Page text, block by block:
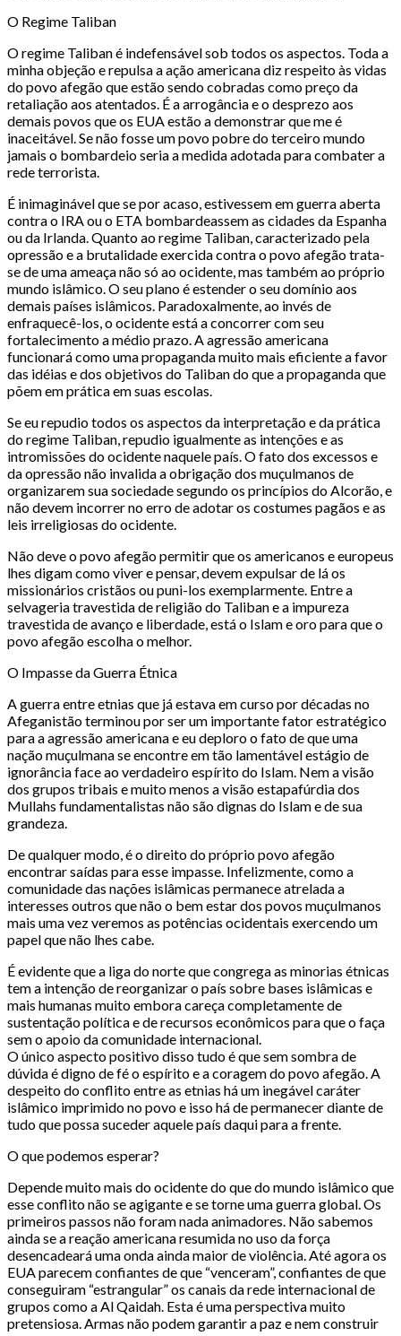
O Regime Taliban
O regime Taliban é indefensável sob todos os aspectos. Toda a
minha objeção e repulsa a ação americana diz respeito às vidas
do povo afegão que estão sendo cobradas como preço da
retaliação aos atentados. É a arrogância e o desprezo aos
demais povos que os EUA estão a demonstrar que me é
inaceitável. Se não fosse um povo pobre do terceiro mundo
jamais o bombardeio seria a medida adotada para combater a
rede terrorista.
É inimaginável que se por acaso, estivessem em guerra aberta
contra o IRA ou o ETA bombardeassem as cidades da Espanha
ou da Irlanda. Quanto ao regime Taliban, caracterizado pela
opressão e a brutalidade exercida contra o povo afegão trata-
se de uma ameaça não só ao ocidente, mas também ao próprio
mundo islâmico. O seu plano é estender o seu domínio aos
demais países islâmicos. Paradoxalmente, ao invés de
enfraquecê-los, o ocidente está a concorrer com seu
fortalecimento a médio prazo. A agressão americana
funcionará como uma propaganda muito mais eficiente a favor
das idéias e dos objetivos do Taliban do que a propaganda que
põem em prática em suas escolas.
Se eu repudio todos os aspectos da interpretação e da prática
do regime Taliban, repudio igualmente as intenções e as
intromissões do ocidente naquele país. O fato dos excessos e
da opressão não invalida a obrigação dos muçulmanos de
organizarem sua sociedade segundo os princípios do Alcorão, e
não devem incorrer no erro de adotar os costumes pagãos e as
leis irreligiosas do ocidente.
Não deve o povo afegão permitir que os americanos e europeus
lhes digam como viver e pensar, devem expulsar de lá os
missionários cristãos ou puni-los exemplarmente. Entre a
selvageria travestida de religião do Taliban e a impureza
travestida de avanço e liberdade, está o Islam e oro para que o
povo afegão escolha o melhor.
O Impasse da Guerra Étnica
A guerra entre etnias que já estava em curso por décadas no
Afeganistão terminou por ser um importante fator estratégico
para a agressão americana e eu deploro o fato de que uma
nação muçulmana se encontre em tão lamentável estágio de
ignorância face ao verdadeiro espírito do Islam. Nem a visão
dos grupos tribais e muito menos a visão estapafúrdia dos
Mullahs fundamentalistas não são dignas do Islam e de sua
grandeza.
De qualquer modo, é o direito do próprio povo afegão
encontrar saídas para esse impasse. Infelizmente, como a
comunidade das nações islâmicas permanece atrelada a
interesses outros que não o bem estar dos povos muçulmanos
mais uma vez veremos as potências ocidentais exercendo um
papel que não lhes cabe.
É evidente que a liga do norte que congrega as minorias étnicas
tem a intenção de reorganizar o país sobre bases islâmicas e
mais humanas muito embora careça completamente de
sustentação política e de recursos econômicos para que o faça
sem o apoio da comunidade internacional.
O único aspecto positivo disso tudo é que sem sombra de
dúvida é digno de fé o espírito e a coragem do povo afegão. A
despeito do conflito entre as etnias há um inegável caráter
islâmico imprimido no povo e isso há de permanecer diante de
tudo que possa suceder aquele país daqui para a frente.
O que podemos esperar?
Depende muito mais do ocidente do que do mundo islâmico que
esse conflito não se agigante e se torne uma guerra global. Os
primeiros passos não foram nada animadores. Não sabemos
ainda se a reação americana resumida no uso da força
desencadeará uma onda ainda maior de violência. Até agora os
EUA parecem confiantes de que “venceram”, confiantes de que
conseguiram “estrangular” os canais da rede internacional de
grupos como a Al Qaidah. Esta é uma perspectiva muito
pretensiosa. Armas não podem garantir a paz e nem construir